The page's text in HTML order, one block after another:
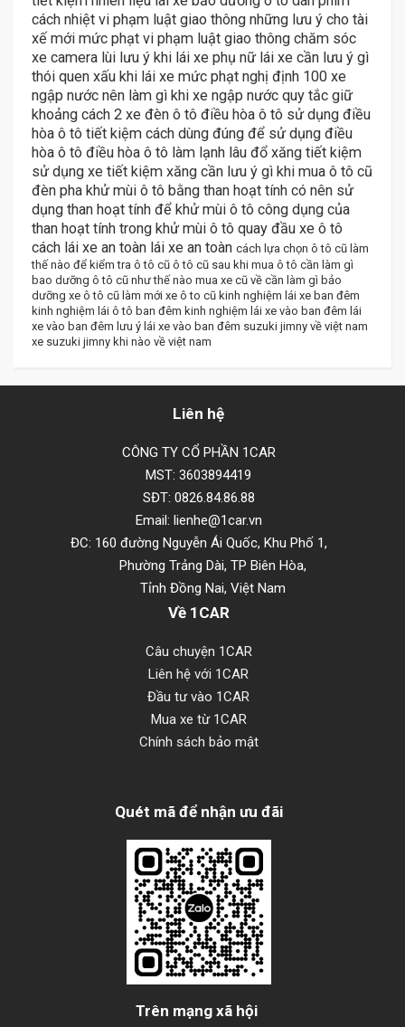
cách nhiệt vi phạm luật giao thông những lưu ý cho tài
xế mới mức phạt vi phạm luật giao thông chăm sóc
xe camera lùi lưu ý khi lái xe phụ nữ lái xe cần lưu ý gì
thói quen xấu khi lái xe mức phạt nghị định 100 xe
ngập nước nên làm gì khi xe ngập nước quy tắc giữ
khoảng cách 2 xe đèn ô tô điều hòa ô tô sử dụng điều
hòa ô tô tiết kiệm cách dùng đúng để sử dụng điều
hòa ô tô điều hòa ô tô làm lạnh lâu đổ xăng tiết kiệm
sử dụng xe tiết kiệm xăng cần lưu ý gì khi mua ô tô cũ
đèn pha khử mùi ô tô bằng than hoạt tính có nên sử
dụng than hoạt tính để khử mùi ô tô công dụng của
than hoạt tính trong khử mùi ô tô quay đầu xe ô tô
cách lái xe an toàn lái xe an toàn cách lựa chọn ô tô cũ làm
thế nào để kiểm tra ô tô cũ ô tô cũ sau khi mua ô tô cần làm gì
bao dưỡng ô tô cũ như thế nào mua xe cũ về cần làm gì bảo
dưỡng xe ô tô cũ làm mới xe ô to cũ kinh nghiệm lái xe ban đêm
kinh nghiệm lái ô tô ban đêm kinh nghiệm lái xe vào ban đêm lái
xe vào ban đêm lưu ý lái xe vào ban đêm suzuki jimny về việt nam
xe suzuki jimny khi nào về việt nam
Liên hệ
CÔNG TY CỔ PHẦN 1CAR
MST: 3603894419
SĐT: 0826.84.86.88
Email: lienhe@1car.vn
ĐC: 160 đường Nguyễn Ái Quốc, Khu Phố 1,
Phường Trảng Dài, TP Biên Hòa,
Tỉnh Đồng Nai, Việt Nam
Về 1CAR
Câu chuyện 1CAR
Liên hệ với 1CAR
Đầu tư vào 1CAR
Mua xe từ 1CAR
Chính sách bảo mật
Quét mã để nhận ưu đãi
Trên mạng xã hội